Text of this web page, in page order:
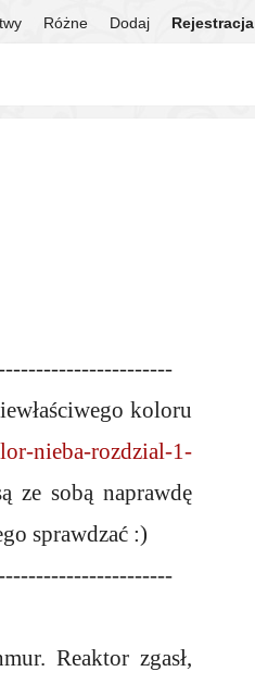
Różne Dodaj Rejestracja
koloru
nieba-rozdzial-1-
ze sobą naprawdę
sprawdzać :)
Reaktor zgasł,